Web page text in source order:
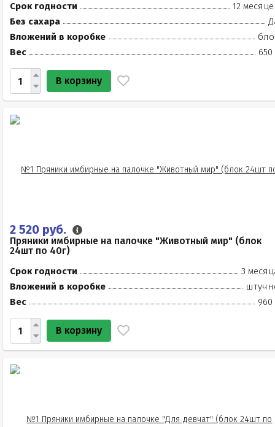
Срок годности
12
Без сахара
Вложений в коробке
Вес
650
В корзину
2 520 руб.
Пряники имбирные на палочке "Животный мир" (блок
24шт по 40г)
Срок годности
3
Вложений в коробке
Вес
960
В корзину